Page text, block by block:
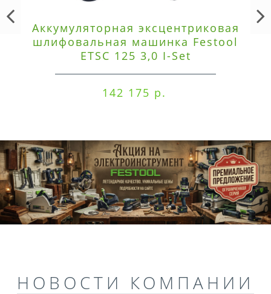
Аккумуляторная эксцентриковая
шлифовальная машинка Festool
ETSC 125 3,0 I-Set
142 175 р.
НОВОСТИ КОМПАНИИ